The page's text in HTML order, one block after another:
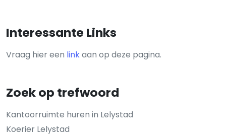
Interessante Links
Vraag hier een linkaan op deze pagina.
Zoek op trefwoord
Kantoorruimte huren in Lelystad
Koerier Lelystad